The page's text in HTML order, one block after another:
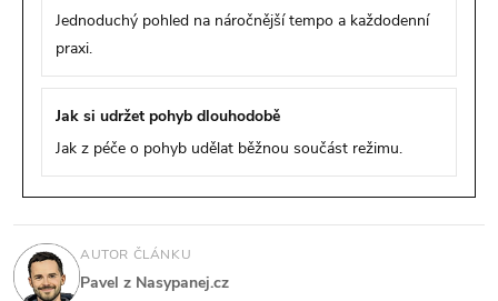
Jednoduchý pohled na náročnější tempo a každodenní
praxi.
Jak si udržet pohyb dlouhodobě
Jak z péče o pohyb udělat běžnou součást režimu.
AUTOR ČLÁNKU
Pavel z Nasypanej.cz